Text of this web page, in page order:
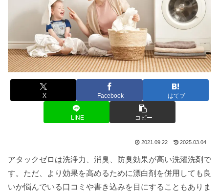
X Facebook はてブ
LINE コピー
2021.09.22 2025.03.04
アタックゼロは洗浄力、消臭、防臭効果が高い洗濯洗剤で
す。ただ、より効果を高めるために漂白剤を併用しても良
いか悩んでいる口コミや書き込みを目にすることもありま